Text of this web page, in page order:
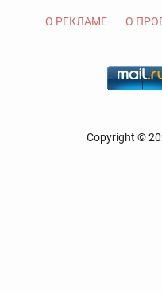
О РЕКЛАМЕ О
Copyright ©